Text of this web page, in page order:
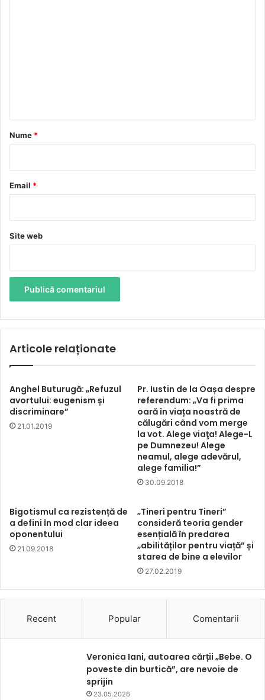
r
*
Nume *
Email *
Site web
Articole relaționate
Anghel Buturugă: „Refuzul
avortului: eugenism și
discriminare”
21.01.2019
Pr. Iustin de la Oașa despre
referendum: „Va fi prima
oară în viața noastră de
călugări când vom merge
la vot. Alege viaţa! Alege-L
pe Dumnezeu! Alege
neamul, alege adevărul,
alege familia!”
30.09.2018
Bigotismul ca rezistență de
a defini în mod clar ideea
oponentului
21.09.2018
„Tineri pentru Tineri”
consideră teoria gender
esențială în predarea
„abilităților pentru viață” și
starea de bine a elevilor
27.02.2019
Recent Popular Comentarii
Veronica Iani, autoarea cărții „Bebe. O
poveste din burtică”, are nevoie de
sprijin
23.05.2026